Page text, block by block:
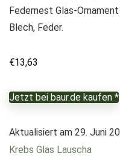
Federnest Glas-
Blech, Feder.
€13,63
Jetzt bei baur.de kaufen *
Aktualisiert am 29. Juni
Krebs Glas Lauscha